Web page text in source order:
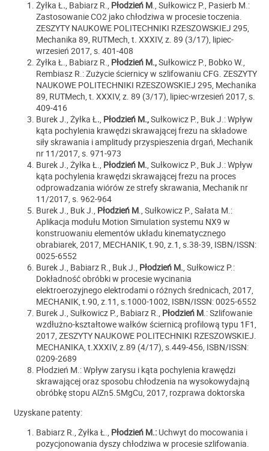
Żyłka Ł . , Babiarz R., Płodzień M ., Sułkowicz P., Pasierb M.:
Zastosowanie CO2 jako chłodziwa w procesie toczenia.
ZESZYTY NAUKOWE POLITECHNIKI RZESZOWSKIEJ 295,
Mechanika 89, RUTMech, t. XXXIV, z. 89 (3/17), lipiec-
wrzesień 2017, s. 401-408
Żyłka Ł., Babiarz R., Płodzień M.,Sułkowicz P., Bobko W.,
Rembiasz R.: Zużycie ściernicy w szlifowaniu CFG. ZESZYTY
NAUKOWE POLITECHNIKI RZESZOWSKIEJ 295, Mechanika
89, RUTMech, t. XXXIV, z. 89 (3/17), lipiec-wrzesień 2017, s.
409-416
Burek J., Żyłka Ł . Płodzień M.,Sułkowicz P., Buk J.: Wpływ
kąta pochylenia krawędzi skrawającej frezu na składowe
siły skrawania i amplitudy przyspieszenia drgań, Mechanik
nr 11/2017, s. 971-973
Burek J., Żyłka Ł., Płodzień M. , Sułkowicz P., Buk J.: Wpływ
kąta pochylenia krawędzi skrawającej frezu na proces
odprowadzania wiórów ze strefy skrawania, Mechanik nr
11/2017, s. 962-964
Burek J., Buk J., Płodzień M ., Sułkowicz P., Sałata M.:
Aplikacja modułu Motion Simulation systemu NX9 w
konstruowaniu elementów układu kinematycznego
obrabiarek, 2017, MECHANIK, t.90, z.1, s.38-39, ISBN/ISSN:
0025-6552
Burek J., Babiarz R., Buk J., Płodzień M. , Sułkowicz P.:
Dokładność obróbki w procesie wycinania
elektroerozyjnego elektrodami o różnych średnicach, 2017,
MECHANIK, t.90, z.11, s.1000-1002, ISBN/ISSN: 0025-6552
Burek J., Sułkowicz P., Babiarz R., Płodzień M .: Szlifowanie
wzdłużno-kształtowe wałków ściernicą profilową typu 1F1,
2017, ZESZYTY NAUKOWE POLITECHNIKI RZESZOWSKIEJ.
MECHANIKA, t.XXXIV, z.89 (4/17), s.449-456, ISBN/ISSN:
0209-2689
Płodzień M.: Wpływ zarysu i kąta pochylenia krawędzi
skrawającej oraz sposobu chłodzenia na wysokowydajną
obróbkę stopu AlZn5.5MgCu, 2017, rozprawa doktorska
Uzyskane patenty:
Babiarz R., Żyłka Ł., Płodzień M.: Uchwyt do mocowania i
pozycjonowania dyszy chłodziwa w procesie szlifowania.